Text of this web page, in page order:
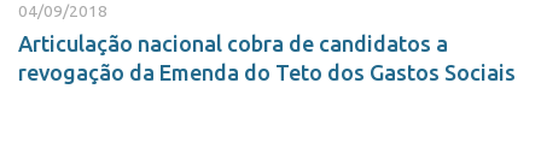
04/09/2018
Articulação nacional cobra de candidatos a
revogação da Emenda do Teto dos Gastos Sociais